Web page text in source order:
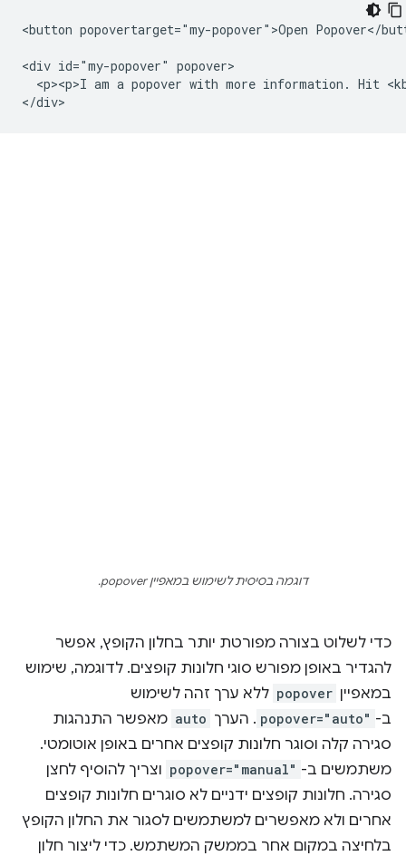
<button popovertarget="my-popover">Open Popover</
<div id="my-popover" popover>
<p><p>I am a popover with more information. Hit
דוגמה בסיסית לשימוש במאפיין popover.
כדי לשלוט בצורה מפורטת יותר בחלון הקופץ, אפשר
להגדיר באופן מפורש סוגי חלונות קופצים. לדוגמה, שימוש
במאפיין popover ללא ערך זהה לשימוש
ב- popover="auto" . הערך auto מאפשר התנהגות
סגירה קלה וסוגר חלונות קופצים אחרים באופן אוטומטי.
משתמשים ב- popover="manual" וצריך להוסיף לחצן
סגירה. חלונות קופצים ידניים לא סוגרים חלונות קופצים
אחרים ולא מאפשרים למשתמשים לסגור את החלון הקופץ
בלחיצה במקום אחר בממשק המשתמש. כדי ליצור חלון